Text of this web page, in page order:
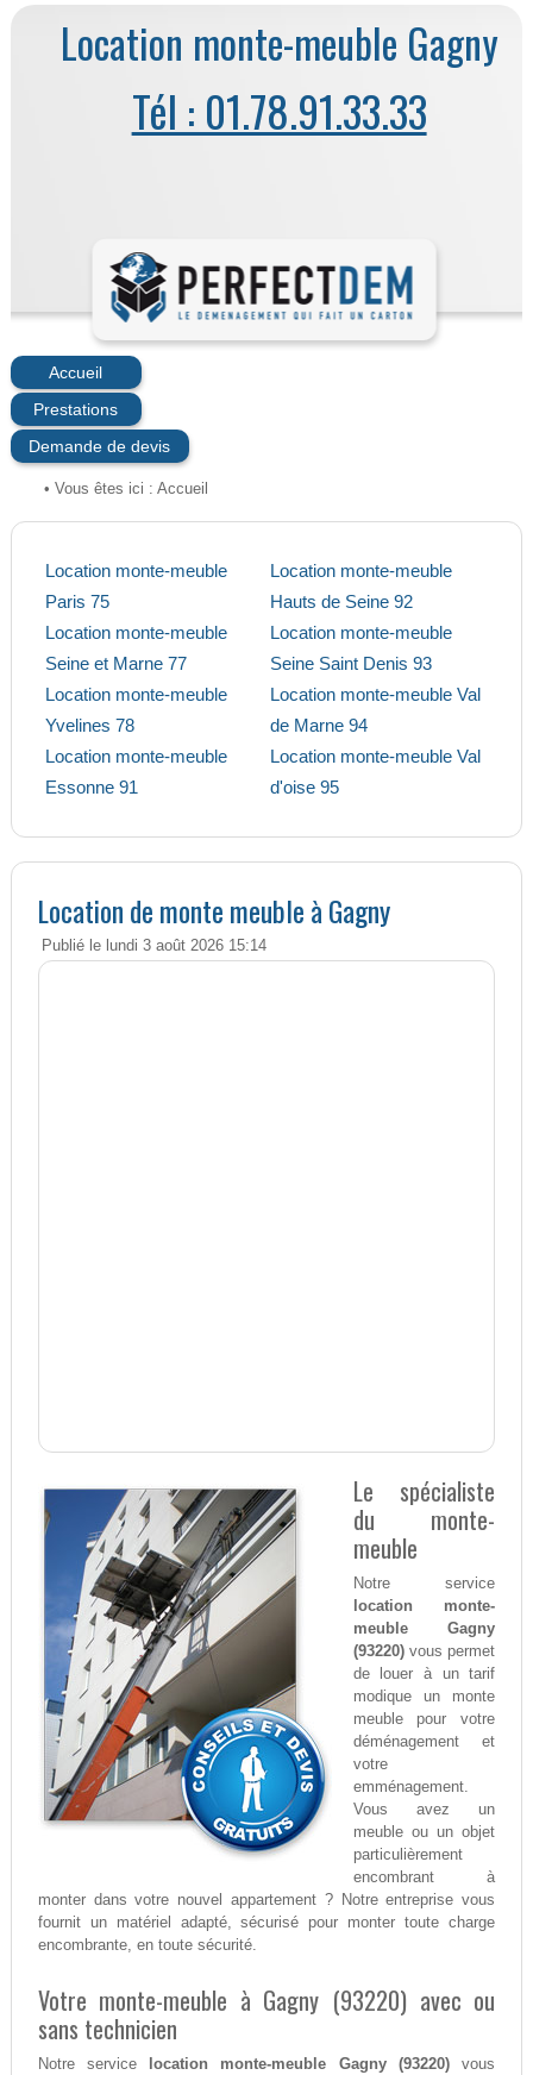
Location monte-meuble Gagny
Tél : 01.78.91.33.33
Accueil
Prestations
Demande de devis
• Vous êtes ici : Accueil
Location monte-meuble
Paris 75
Location monte-meuble
Seine et Marne 77
Location monte-meuble
Yvelines 78
Location monte-meuble
Essonne 91
Location monte-meuble
Hauts de Seine 92
Location monte-meuble
Seine Saint Denis 93
Location monte-meuble Val
de Marne 94
Location monte-meuble Val
d'oise 95
Location de monte meuble à Gagny
Publié le lundi 3 août 2026 15:14
Le spécialiste
du monte-
meuble
Notre service
location monte-
meuble Gagny
(93220)vous permet
de louer à un tarif
modique un monte
meuble pour votre
déménagement et
votre
emménagement.
Vous avez un
meuble ou un objet
particulièrement
encombrant à
monter dans votre nouvel appartement ? Notre entreprise vous
fournit un matériel adapté, sécurisé pour monter toute charge
encombrante, en toute sécurité.
Votre monte-meuble à Gagny (93220) avec ou
sans technicien
Notre service location monte-meuble Gagny (93220)vous